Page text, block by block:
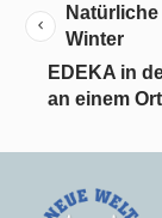
Winter
EDEKA in
an einem Ort